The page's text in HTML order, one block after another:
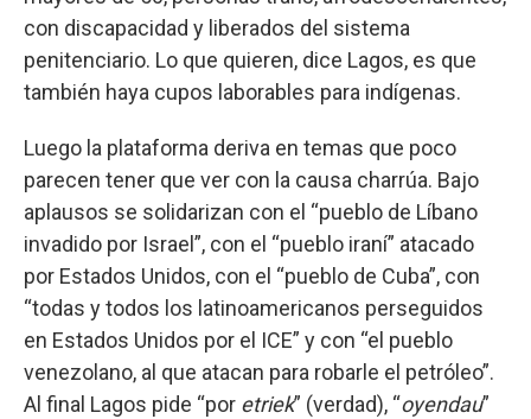
con discapacidad y liberados del sistema
penitenciario. Lo que quieren, dice Lagos, es que
también haya cupos laborables para indígenas.
Luego la plataforma deriva en temas que poco
parecen tener que ver con la causa charrúa. Bajo
aplausos se solidarizan con el “pueblo de Líbano
invadido por Israel”, con el “pueblo iraní” atacado
por Estados Unidos, con el “pueblo de Cuba”, con
“todas y todos los latinoamericanos perseguidos
en Estados Unidos por el ICE” y con “el pueblo
venezolano, al que atacan para robarle el petróleo”.
Al final Lagos pide “por etriek” (verdad), “oyendau”